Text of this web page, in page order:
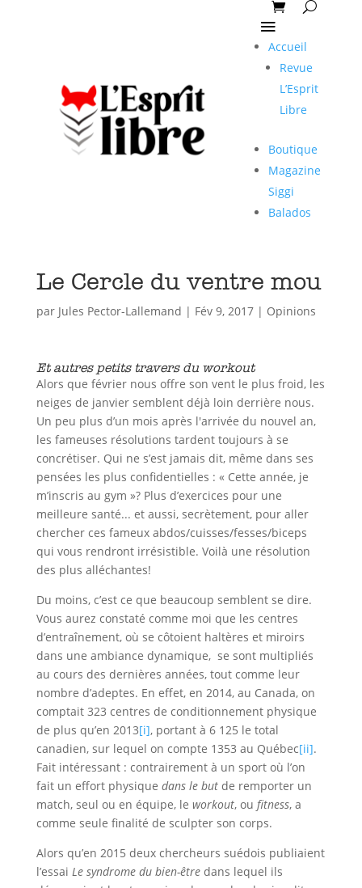
Accueil
Revue
L’Esprit
Libre
Boutique
Magazine
Siggi
Balados
Le Cercle du ventre mou
par Jules Pector-Lallemand | Fév 9, 2017| Opinions
Et autres petits travers du workout
Alors que février nous offre son vent le plus froid, les
neiges de janvier semblent déjà loin derrière nous.
Un peu plus d’un mois après l'arrivée du nouvel an,
les fameuses résolutions tardent toujours à se
concrétiser. Qui ne s’est jamais dit, même dans ses
pensées les plus confidentielles : « Cette année, je
m’inscris au gym »? Plus d’exercices pour une
meilleure santé... et aussi, secrètement, pour aller
chercher ces fameux abdos/cuisses/fesses/biceps
qui vous rendront irrésistible. Voilà une résolution
des plus alléchantes!
Du moins, c’est ce que beaucoup semblent se dire.
Vous aurez constaté comme moi que les centres
d’entraînement, où se côtoient haltères et miroirs
dans une ambiance dynamique, se sont multipliés
au cours des dernières années, tout comme leur
nombre d’adeptes. En effet, en 2014, au Canada, on
comptait 323 centres de conditionnement physique
de plus qu’en 2013[i], portant à 6 125 le total
canadien, sur lequel on compte 1353 au Québec[ii].
Fait intéressant : contrairement à un sport où l’on
fait un effort physique dans le butde remporter un
match, seul ou en équipe, le workout, ou fitness, a
comme seule finalité de sculpter son corps.
Alors qu’en 2015 deux chercheurs suédois publiaient
l’essai Le syndrome du bien-êtredans lequel ils